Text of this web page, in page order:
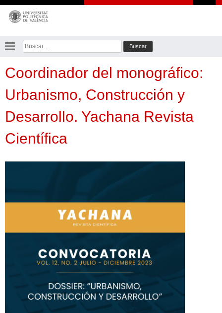
Saltar
contenido
Buscar:
Coordinador del monográfico:
Urbanismo, Construcción y
Desarrollo. Yachana Revista
Científica